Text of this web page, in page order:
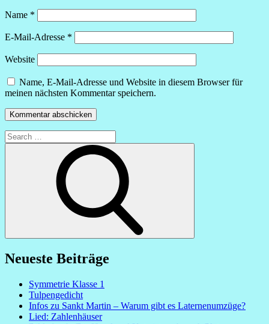
Name *
E-Mail-Adresse *
Website
Name, E-Mail-Adresse und Website in diesem Browser für
meinen nächsten Kommentar speichern.
Search
for:
Neueste Beiträge
Symmetrie Klasse 1
Tulpengedicht
Infos zu Sankt Martin – Warum gibt es Laternenumzüge?
Lied: Zahlenhäuser